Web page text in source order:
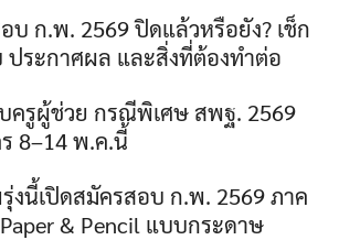
บ ก.พ. 2569 ปิดแล้วหรือยัง? เช็ก
ประกาศผล และสิ่งที่ต้องทำต่อ
ครูผู้ช่วย กรณีพิเศษ สพฐ. 2569
8–14 พ.ค.นี้
งนี้เปิดสมัครสอบ ก.พ. 2569 ภาค
& Pencil แบบกระดาษ